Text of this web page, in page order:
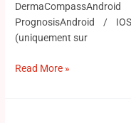
PrognosisAndroid /
(uniquement sur
Read More »